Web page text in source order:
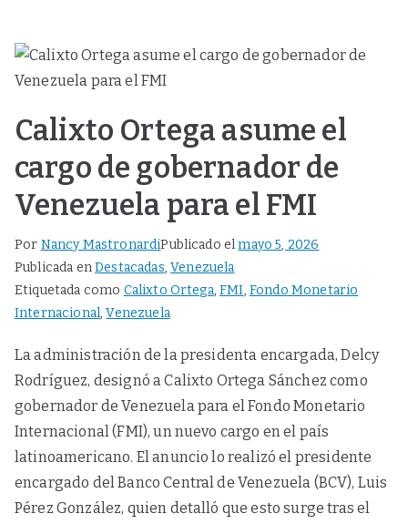
Calixto Ortega asume el
cargo de gobernador de
Venezuela para el FMI
Por Nancy MastronardiPublicado elmayo 5, 2026
Publicada enDestacadas,Venezuela
Etiquetada como Calixto Ortega,FMI, Fondo Monetario
Internacional,Venezuela
La administración de la presidenta encargada, Delcy
Rodríguez, designó a Calixto Ortega Sánchez como
gobernador de Venezuela para el Fondo Monetario
Internacional (FMI), un nuevo cargo en el país
latinoamericano. El anuncio lo realizó el presidente
encargado del Banco Central de Venezuela (BCV), Luis
Pérez González, quien detalló que esto surge tras el